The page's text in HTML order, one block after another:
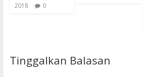
2018
0
Tinggalkan Balasan